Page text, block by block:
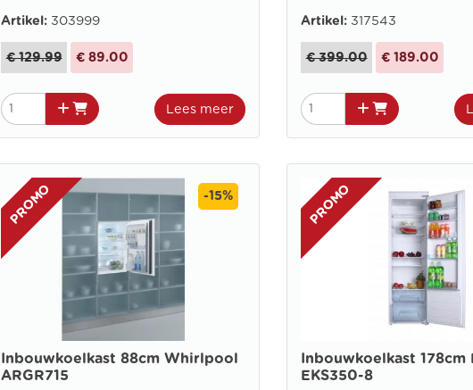
Artikel: 303999
€ 129.99 € 89.00
Lees meer
Artikel: 317543
€ 399.00 € 189.00
PROMO -15%
Inbouwkoelkast 88cm Whirlpool
ARGR715
PROMO
Inbouwkoelkast 178cm
EKS350-8